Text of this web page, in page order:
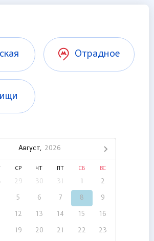
Отрадное
Август, 2026
СР ЧТ СБ ВС
29 30 31 1 2
5 6 7 8 9
12 13 14 15 16
19 20 21 22 23